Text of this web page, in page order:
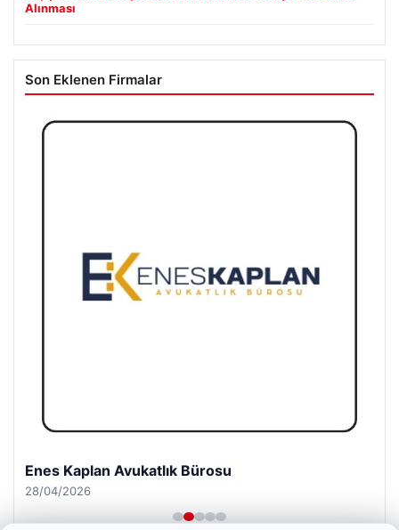
Alınması
Son Eklenen Firmalar
Enes Kaplan Avukatlık Bürosu
28/04/2026